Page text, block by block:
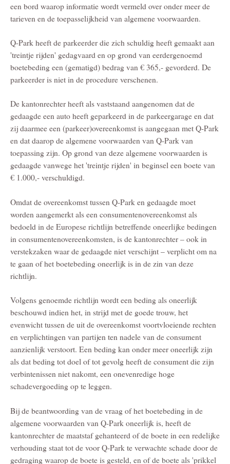
een bord waarop informatie wordt vermeld over onder meer de
tarieven en de toepasselijkheid van algemene voorwaarden.
Q-Park heeft de parkeerder die zich schuldig heeft gemaakt aan
'treintje rijden' gedagvaard en op grond van eerdergenoemd
boetebeding een (gematigd) bedrag van € 365,- gevorderd. De
parkeerder is niet in de procedure verschenen.
De kantonrechter heeft als vaststaand aangenomen dat de
gedaagde een auto heeft geparkeerd in de parkeergarage en dat
zij daarmee een (parkeer)overeenkomst is aangegaan met Q-Park
en dat daarop de algemene voorwaarden van Q-Park van
toepassing zijn. Op grond van deze algemene voorwaarden is
gedaagde vanwege het 'treintje rijden' in beginsel een boete van
€ 1.000,- verschuldigd.
Omdat de overeenkomst tussen Q-Park en gedaagde moet
worden aangemerkt als een consumentenovereenkomst als
bedoeld in de Europese richtlijn betreffende oneerlijke bedingen
in consumentenovereenkomsten, is de kantonrechter – ook in
verstekzaken waar de gedaagde niet verschijnt – verplicht om na
te gaan of het boetebeding oneerlijk is in de zin van deze
richtlijn.
Volgens genoemde richtlijn wordt een beding als oneerlijk
beschouwd indien het, in strijd met de goede trouw, het
evenwicht tussen de uit de overeenkomst voortvloeiende rechten
en verplichtingen van partijen ten nadele van de consument
aanzienlijk verstoort. Een beding kan onder meer oneerlijk zijn
als dat beding tot doel of tot gevolg heeft de consument die zijn
verbintenissen niet nakomt, een onevenredige hoge
schadevergoeding op te leggen.
Bij de beantwoording van de vraag of het boetebeding in de
algemene voorwaarden van Q-Park oneerlijk is, heeft de
kantonrechter de maatstaf gehanteerd of de boete in een redelijke
verhouding staat tot de voor Q-Park te verwachte schade door de
gedraging waarop de boete is gesteld, en of de boete als 'prikkel